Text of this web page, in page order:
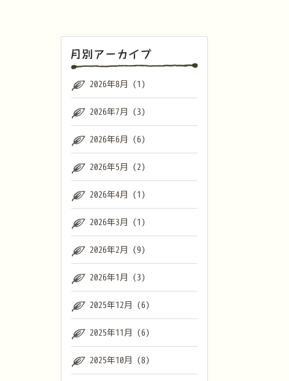
2026年8月 (1)
2026年7月 (3)
2026年6月 (6)
2026年5月 (2)
2026年4月 (1)
2026年3月 (1)
2026年2月 (9)
2026年1月 (3)
2025年12月 (6)
2025年11月 (6)
2025年10月 (8)